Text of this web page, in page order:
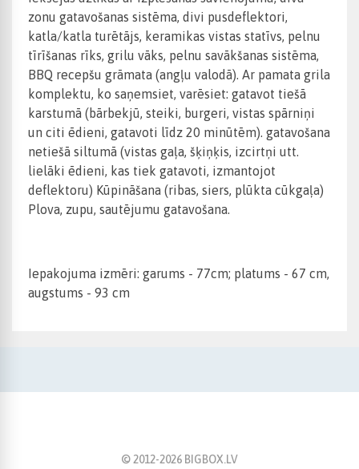
zonu gatavošanas sistēma, divi pusdeflektori,
katla/katla turētājs, keramikas vistas statīvs, pelnu
tīrīšanas rīks, grilu vāks, pelnu savākšanas sistēma,
BBQ recepšu grāmata (angļu valodā). Ar pamata grila
komplektu, ko saņemsiet, varēsiet: gatavot tiešā
karstumā (bārbekjū, steiki, burgeri, vistas spārniņi
un citi ēdieni, gatavoti līdz 20 minūtēm). gatavošana
netiešā siltumā (vistas gaļa, šķiņķis, izcirtņi utt.
lielāki ēdieni, kas tiek gatavoti, izmantojot
deflektoru) Kūpināšana (ribas, siers, plūkta cūkgaļa)
Plova, zupu, sautējumu gatavošana.
Iepakojuma izmēri: garums - 77cm; platums - 67 cm,
augstums - 93 cm
© 2012-2026 BIGBOX.LV